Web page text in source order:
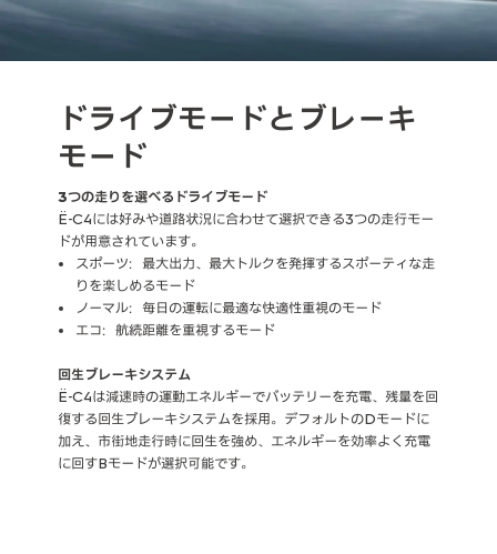
ドライブモードとブレーキ
モード
3つの走りを選べるドライブモード
Ë-C4には好みや道路状況に合わせて選択できる3つの走行モー
ドが用意されています。
スポーツ：最大出力、最大トルクを発揮するスポーティな走
りを楽しめるモード
ノーマル：毎日の運転に最適な快適性重視のモード
エコ：航続距離を重視するモード
回生ブレーキシステム
Ë-C4は減速時の運動エネルギーでバッテリーを充電、残量を回
復する回生ブレーキシステムを採用。デフォルトのDモードに
加え、市街地走行時に回生を強め、エネルギーを効率よく充電
に回すBモードが選択可能です。